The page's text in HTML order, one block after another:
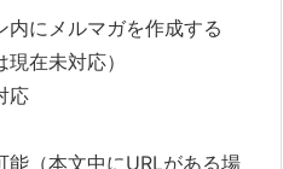
内にメルマガを作成する
現在未対応）
応
能（本文中にURLがある場